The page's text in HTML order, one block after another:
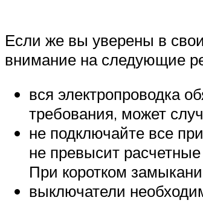
Если же вы уверены в
внимание на следующие
вся электропроводка
требования, может
не подключайте все
не превысит
При коротком
выключатели